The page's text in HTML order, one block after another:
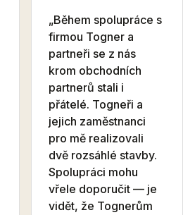
„Během spolupráce s
firmou Togner a
partneři se z nás
krom obchodních
partnerů stali i
přátelé. Togneři a
jejich zaměstnanci
pro mě realizovali
dvě rozsáhlé stavby.
Spolupráci mohu
vřele doporučit — je
vidět, že Tognerům